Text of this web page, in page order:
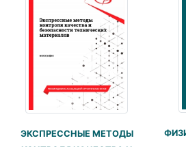
ЭКСПРЕССНЫЕ МЕТОДЫ